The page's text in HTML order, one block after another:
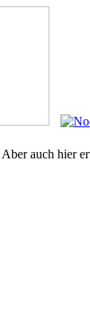
auch hier